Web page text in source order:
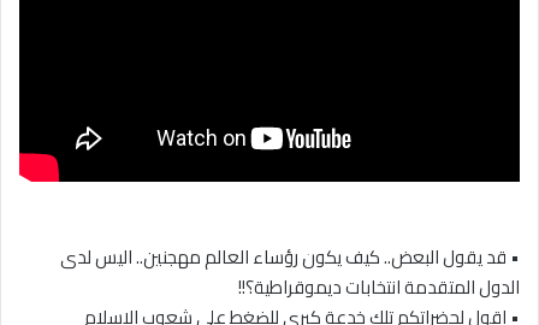
• قد يقول البعض.. كيف يكون رؤساء العالم مهجنين.. اليس لدى
الدول المتقدمة انتخابات ديموقراطية؟!!
• اقول لحضراتكم تلك خدعة كبرى للضغط على شعوب الاسلام